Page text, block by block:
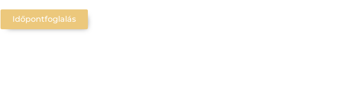
Időpontfoglalás